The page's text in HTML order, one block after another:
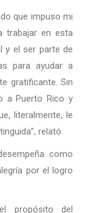
que impuso mi
trabajar en esta
y el ser parte de
para ayudar a
gratificante. Sin
a Puerto Rico y
literalmente, le
relató.
como
por el logro
propósito del